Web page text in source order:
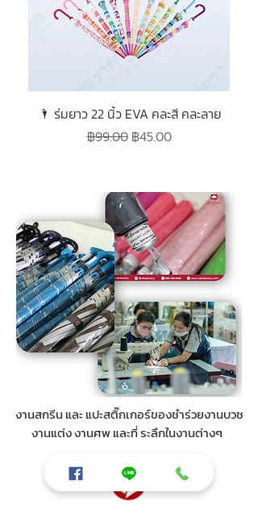
🌂 ร่มยาว 22 นิ้ว EVA คละสี คละลาย
ราคาปกติ
฿99.00 ราคาขายลด
฿45.00
🌂ร่มยาว18นิ้ว BABY DOG EVA (คละสี
คละลาย)
ราคาปกติ
฿99.00ราคาขายลด
฿45.00
🌂 ร่มยาว 24 นิ้ว EVA ทรงเห็ดใส คละสี
ราคาปกติ
฿99.00ราคาขายลด
฿45.00
🌂 ร่มยาว 24 นิ้ว เซ็ท B ลาย จุด+เส้น
(คละสี ยูวีเงิน)
ราคาปกติ
฿200.00ราคาขายลด
฿79.00
🌂 ร่มยาว 24 นิ้ว เซ็ท A (คละลาย)
ราคาปกติ
฿250.00ราคาขายลด
฿99.00
🌂 ร่มยาว 24 นิ้ว ลายหยดน้ำ "ผ้าพิมพ์
ลาย"
ราคา
฿65.00
🌂ร่ม 18 นิ้ว SET A “ สกรีนลายกุ้นลูกไม้
“
ราคา
฿110.00
🌂 ร่ม 18 นิ้ว ลายจุด SET B " คละสี กุ้น
ลูกไม้ "
ราคา
฿110.00
🌂ร่ม 18 นิ้ว SET C “ สกรีนลายกุ้นลูกไม้
“
ราคา
฿110.00
🌂ร่มยาว 18 นิ้ว กุ๊นลูกไม้ คละลายคละสี
ราคา
฿110.00
🌂 ร่มยาว 22 นิ้ว ทรงเลดี้ " UV ใส "
ราคา
฿55.00
งานสกรีน และ แปะสติ๊กเกอร์ของชำร่วยงานบวช
งานแต่ง งานศพ และที่ ระลึกในงานต่างๆ